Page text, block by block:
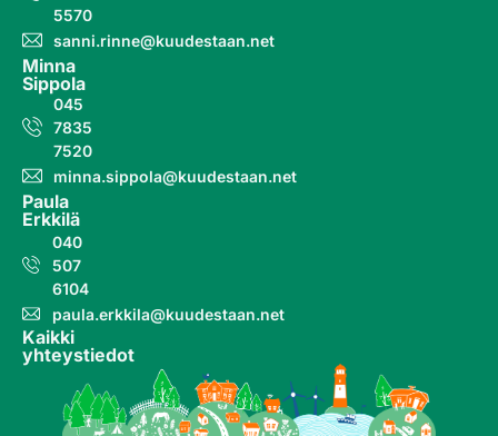
5570
sanni.rinne@kuudestaan.net
Minna
Sippola
045
7835
7520
minna.sippola@kuudestaan.net
Paula
Erkkilä
040
507
6104
paula.erkkila@kuudestaan.net
Kaikki
yhteystiedot